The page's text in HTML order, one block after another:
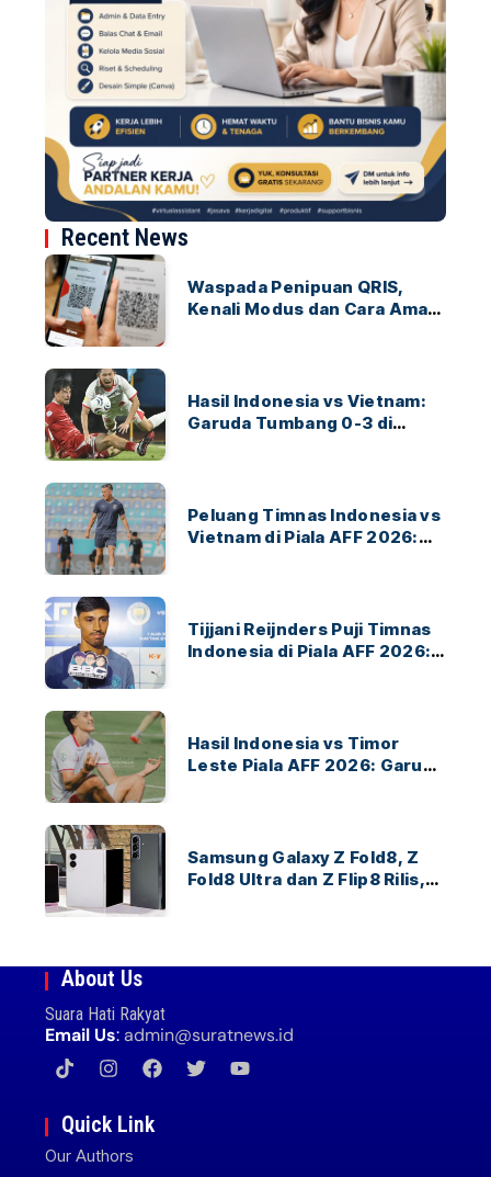
Recent News
Waspada Penipuan QRIS,
Kenali Modus dan Cara Aman
Hasil Indonesia vs Vietnam:
Garuda Tumbang 0-3 di
Peluang Timnas Indonesia vs
Vietnam di Piala AFF 2026:
Tijjani Reijnders Puji Timnas
Indonesia di Piala AFF 2026:
Hasil Indonesia vs Timor
Leste Piala AFF 2026: Garuda
Samsung Galaxy Z Fold8, Z
Fold8 Ultra dan Z Flip8 Rilis,
About Us
Suara Hati Rakyat
Email Us:admin@suratnews.id
Quick Link
Our Authors